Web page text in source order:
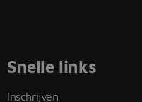
Snelle links
Inschrijven